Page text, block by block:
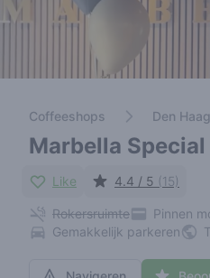
Coffeeshops Den Haag
Marbella
Like 4.4 / 5 (15)
Rokersruimte
Pinnen
Gemakkelijk parkeren